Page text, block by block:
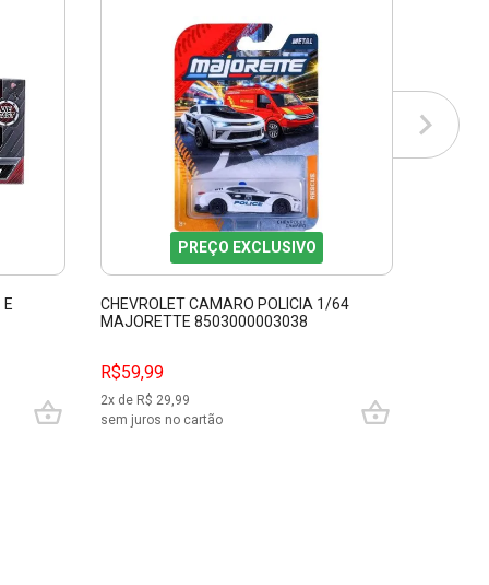
E
PREÇO EXCLUSIVO
CHEVROLET CAMARO POLICIA 1/64
MAJORETTE 8503000003038
R$59,99
2x de R$ 29,99
sem juros no cartão